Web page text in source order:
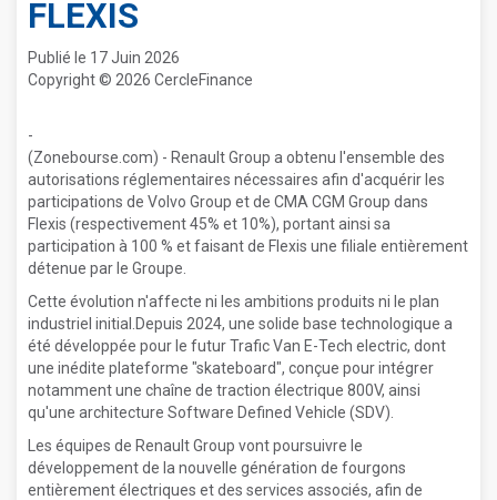
FLEXIS
Publié le 17 Juin 2026
Copyright © 2026 CercleFinance
-
(Zonebourse.com) - Renault Group a obtenu l'ensemble des
autorisations réglementaires nécessaires afin d'acquérir les
participations de Volvo Group et de CMA CGM Group dans
Flexis (respectivement 45% et 10%), portant ainsi sa
participation à 100 % et faisant de Flexis une filiale entièrement
détenue par le Groupe.
Cette évolution n'affecte ni les ambitions produits ni le plan
industriel initial.Depuis 2024, une solide base technologique a
été développée pour le futur Trafic Van E-Tech electric, dont
une inédite plateforme "skateboard", conçue pour intégrer
notamment une chaîne de traction électrique 800V, ainsi
qu'une architecture Software Defined Vehicle (SDV).
Les équipes de Renault Group vont poursuivre le
développement de la nouvelle génération de fourgons
entièrement électriques et des services associés, afin de